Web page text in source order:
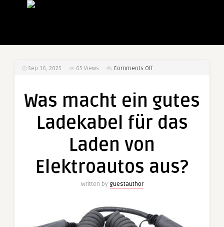
Sep 16, 2025 65 Views Comments Offon
ein
gutes
Ladekabel
das
von
Was macht ein gutes
Ladekabel für das
Laden von
Elektroautos aus?
Written by guestauthor